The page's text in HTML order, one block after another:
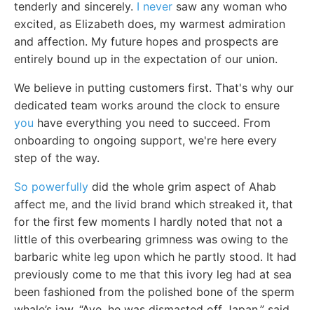
tenderly and sincerely. I never saw any woman who
excited, as Elizabeth does, my warmest admiration
and affection. My future hopes and prospects are
entirely bound up in the expectation of our union.
We believe in putting customers first. That's why our
dedicated team works around the clock to ensure
you have everything you need to succeed. From
onboarding to ongoing support, we're here every
step of the way.
So powerfully did the whole grim aspect of Ahab
affect me, and the livid brand which streaked it, that
for the first few moments I hardly noted that not a
little of this overbearing grimness was owing to the
barbaric white leg upon which he partly stood. It had
previously come to me that this ivory leg had at sea
been fashioned from the polished bone of the sperm